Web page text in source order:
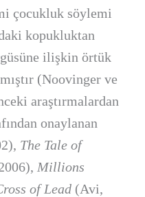
çocukluk söylemi
kopukluktan
ilişkin örtük
(Noovinger ve
araştırmalardan
onaylanan
The Tale of
Millions
of Lead(Avi,